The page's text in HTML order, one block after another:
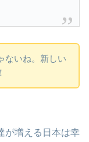
ないね。新しい
が増える日本は幸